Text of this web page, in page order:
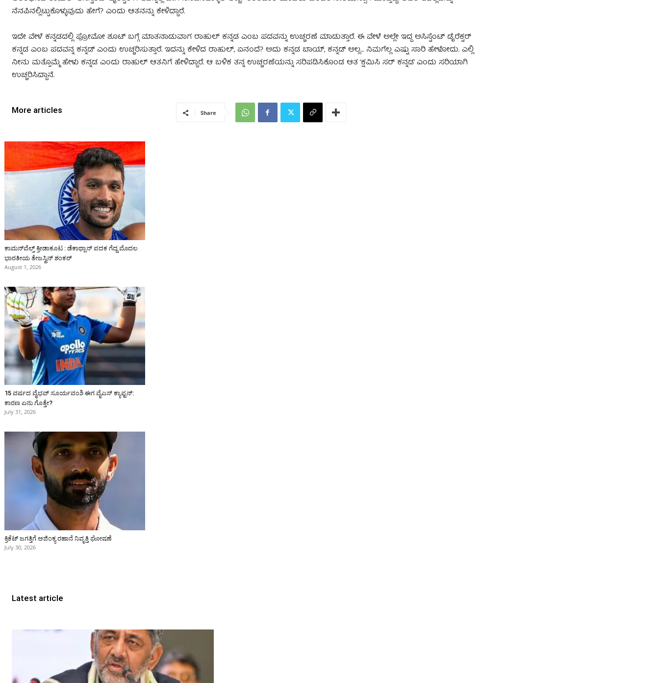
ನೆನಪಿನಲ್ಲಿಟ್ಟುಕೊಳ್ಳುವುದು ಹೇಗೆ? ಎಂದು ಆತನನ್ನು ಕೇಳಿದ್ದಾರೆ.
ಇದೇ ವೇಳೆ ಕನ್ನಡದಲ್ಲಿ ಪ್ರೋಮೋ ಶೂಟ್​ ಬಗ್ಗೆ ಮಾತನಾಡುವಾಗ ರಾಹುಲ್ ಕನ್ನಡ ಎಂಬ ಪದವನ್ನು ಉಚ್ಚರಣೆ ಮಾಡುತ್ತಾರೆ. ಈ ವೇಳೆ ಅಲ್ಲೇ ಇದ್ದ ಅಸಿಸ್ಟೆಂಟ್ ಡೈರೆಕ್ಟರ್
ಕನ್ನಡ ಎಂಬ ಪದವನ್ನ ಕನ್ನಡ್ ಎಂದು ಉಚ್ಚರಿಸುತ್ತಾರೆ. ಇದನ್ನು ಕೇಳಿದ ರಾಹುಲ್, ಏನಂದೆ? ಅದು ಕನ್ನಡ ಬಾಯ್, ಕನ್ನಡ್ ಅಲ್ಲ… ನಿಮಗೆಲ್ಲ ಎಷ್ಟು ಸಾರಿ ಹೇಳೋದು. ಎಲ್ಲಿ
ನೀನು ಮತ್ತೊಮ್ಮೆ ಹೇಳು ಕನ್ನಡ ಎಂದು ರಾಹುಲ್ ಆತನಿಗೆ ಹೇಳಿದ್ದಾರೆ. ಆ ಬಳಿಕ ತನ್ನ ಉಚ್ಚರಣೆಯನ್ನು ಸರಿಪಡಿಸಿಕೊಂಡ ಆತ ‘ಕ್ಷಮಿಸಿ ಸರ್ ಕನ್ನಡ’ ಎಂದು ಸರಿಯಾಗಿ
ಉಚ್ಚರಿಸಿದ್ದಾನೆ.
More articles
ಕಾಮನ್‌ವೆಲ್ತ್ ಕ್ರೀಡಾಕೂಟ : ಡೆಕಾಥ್ಲಾನ್ ಪದಕ ಗೆದ್ದ ಮೊದಲ
ಭಾರತೀಯ ತೇಜಸ್ವಿನ್ ಶಂಕರ್
August 1, 2026
15 ವರ್ಷದ ವೈಭವ್ ಸೂರ್ಯವಂಶಿ ಈಗ ವೈಎಸ್ ಕ್ಯಾಪ್ಟನ್:
ಕಾರಣ ಏನು ಗೊತ್ತೇ?
July 31, 2026
ಕ್ರಿಕೆಟ್‌ ಜಗತ್ತಿಗೆ ಅಜಿಂಕ್ಯ ರಹಾನೆ ನಿವೃತ್ತಿ ಘೋಷಣೆ
July 30, 2026
Share
Latest article